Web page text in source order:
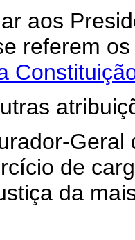
aos
referem
de
da